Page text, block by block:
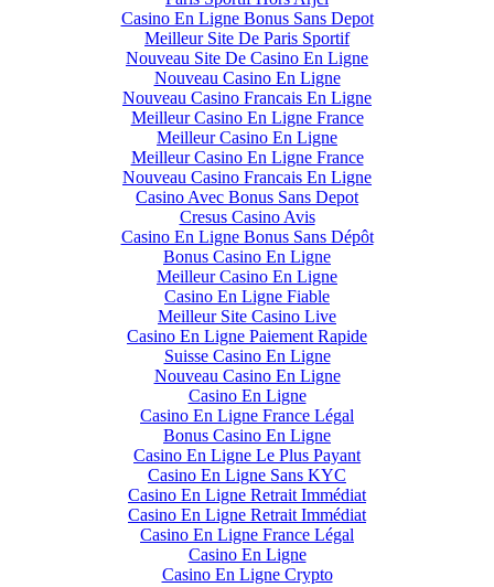
Casino En Ligne Bonus Sans Depot
Meilleur Site De Paris Sportif
Nouveau Site De Casino En Ligne
Nouveau Casino En Ligne
Nouveau Casino Francais En Ligne
Meilleur Casino En Ligne France
Meilleur Casino En Ligne
Meilleur Casino En Ligne France
Nouveau Casino Francais En Ligne
Casino Avec Bonus Sans Depot
Cresus Casino Avis
Casino En Ligne Bonus Sans Dépôt
Bonus Casino En Ligne
Meilleur Casino En Ligne
Casino En Ligne Fiable
Meilleur Site Casino Live
Casino En Ligne Paiement Rapide
Suisse Casino En Ligne
Nouveau Casino En Ligne
Casino En Ligne
Casino En Ligne France Légal
Bonus Casino En Ligne
Casino En Ligne Le Plus Payant
Casino En Ligne Sans KYC
Casino En Ligne Retrait Immédiat
Casino En Ligne Retrait Immédiat
Casino En Ligne France Légal
Casino En Ligne
Casino En Ligne Crypto